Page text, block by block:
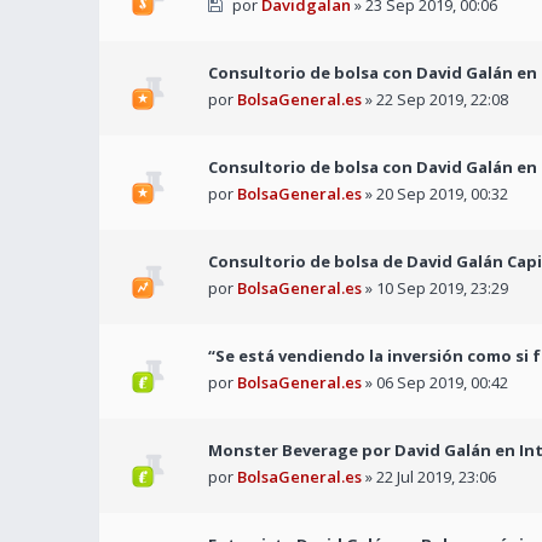
por Davidgalan » 23 Sep 2019, 00:06
Consultorio de bolsa con David Galán
por BolsaGeneral.es» 22 Sep 2019, 22:08
Consultorio de bolsa con David Galán en
por BolsaGeneral.es» 20 Sep 2019, 00:32
Consultorio de bolsa de David Galán
por BolsaGeneral.es» 10 Sep 2019, 23:29
“Se está vendiendo la inversión como si
por BolsaGeneral.es» 06 Sep 2019, 00:42
Monster Beverage por David Galán en
por BolsaGeneral.es» 22 Jul 2019, 23:06